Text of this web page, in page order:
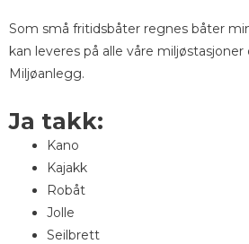
Som små fritidsbåter regnes båter
kan leveres på alle våre
Miljøanlegg.
Ja takk:
Kano
Kajakk
Robåt
Jolle
Seilbrett